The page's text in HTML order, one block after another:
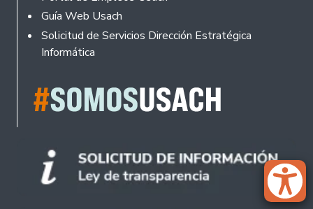
Guía Web Usach
Solicitud de Servicios Dirección Estratégica
Informática